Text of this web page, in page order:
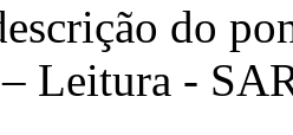
do
Leitura -